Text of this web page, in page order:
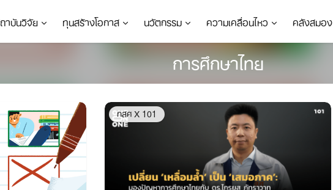
าบันวิจัย ทุนสร้างโอกาส นวัตกรรม ความเคลื่อนไหว คลังสมอง
การศึกษาไทย
กสศ X 101